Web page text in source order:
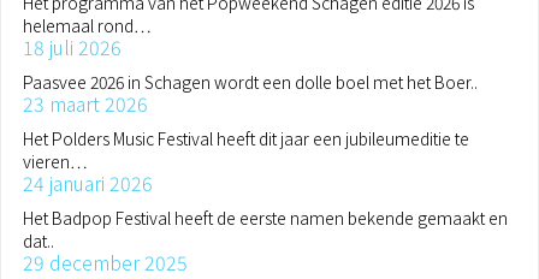
helemaal rond…
18 juli 2026
Paasvee 2026 in Schagen wordt een dolle boel met het Boer..
23 maart 2026
Het Polders Music Festival heeft dit jaar een jubileumeditie te
vieren…
24 januari 2026
Het Badpop Festival heeft de eerste namen bekende gemaakt en
dat..
29 december 2025